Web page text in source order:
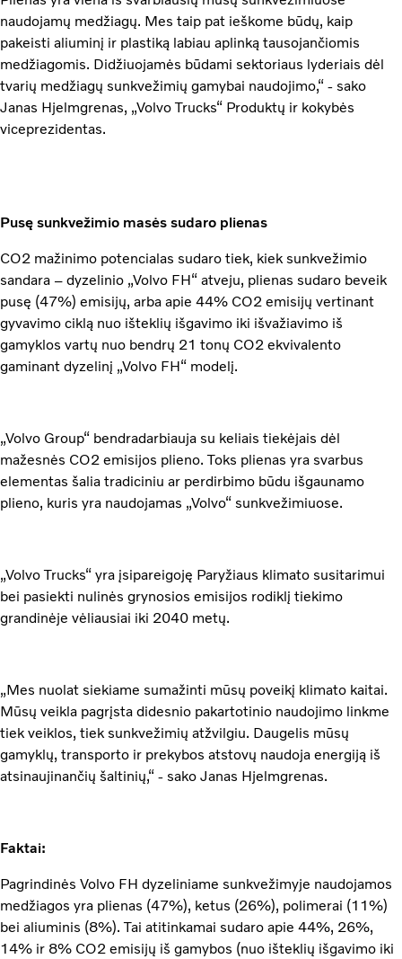
naudojamų medžiagų. Mes taip pat ieškome būdų, kaip
pakeisti aliuminį ir plastiką labiau aplinką tausojančiomis
medžiagomis. Didžiuojamės būdami sektoriaus lyderiais dėl
tvarių medžiagų sunkvežimių gamybai naudojimo,“ - sako
Janas Hjelmgrenas, „Volvo Trucks“ Produktų ir kokybės
viceprezidentas.
Pusę sunkvežimio masės sudaro plienas
CO2 mažinimo potencialas sudaro tiek, kiek sunkvežimio
sandara – dyzelinio „Volvo FH“ atveju, plienas sudaro beveik
pusę (47%) emisijų, arba apie 44% CO2 emisijų vertinant
gyvavimo ciklą nuo išteklių išgavimo iki išvažiavimo iš
gamyklos vartų nuo bendrų 21 tonų CO2 ekvivalento
gaminant dyzelinį „Volvo FH“ modelį.
„Volvo Group“ bendradarbiauja su keliais tiekėjais dėl
mažesnės CO2 emisijos plieno. Toks plienas yra svarbus
elementas šalia tradiciniu ar perdirbimo būdu išgaunamo
plieno, kuris yra naudojamas „Volvo“ sunkvežimiuose.
„Volvo Trucks“ yra įsipareigoję Paryžiaus klimato susitarimui
bei pasiekti nulinės grynosios emisijos rodiklį tiekimo
grandinėje vėliausiai iki 2040 metų.
„Mes nuolat siekiame sumažinti mūsų poveikį klimato kaitai.
Mūsų veikla pagrįsta didesnio pakartotinio naudojimo linkme
tiek veiklos, tiek sunkvežimių atžvilgiu. Daugelis mūsų
gamyklų, transporto ir prekybos atstovų naudoja energiją iš
atsinaujinančių šaltinių,“ - sako Janas Hjelmgrenas.
Faktai:
Pagrindinės Volvo FH dyzeliniame sunkvežimyje naudojamos
medžiagos yra plienas (47%), ketus (26%), polimerai (11%)
bei aliuminis (8%). Tai atitinkamai sudaro apie 44%, 26%,
14% ir 8% CO2 emisijų iš gamybos (nuo išteklių išgavimo iki